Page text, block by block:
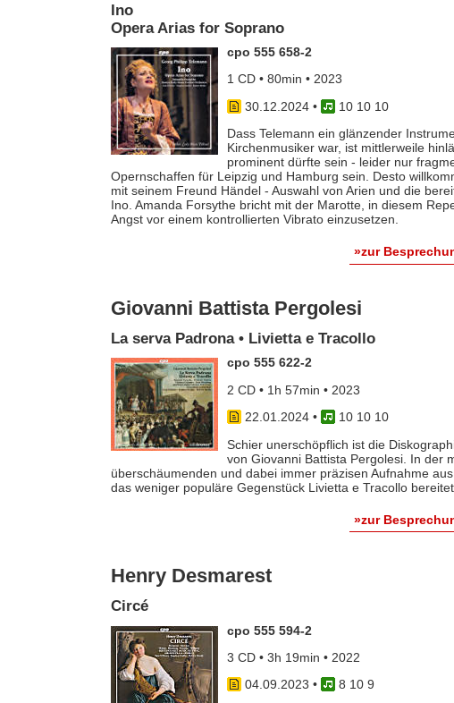
Ino
Opera Arias for Soprano
cpo 555 658-2
1 CD • 80min • 2023
30.12.2024•
10 10 10
Dass Telemann ein glänzender
Kirchenmusiker war, ist mittlerweile
prominent dürfte sein - leider nur
Opernschaffen für Leipzig und Hamburg sein. Desto
mit seinem Freund Händel - Auswahl von Arien und die
Ino. Amanda Forsythe bricht mit der Marotte, in diesem
Angst vor einem kontrollierten Vibrato einzusetzen.
»zur
Giovanni Battista Pergolesi
La serva Padrona • Livietta e Tracollo
cpo 555 622-2
2 CD • 1h 57min • 2023
22.01.2024•
10 10 10
Schier unerschöpflich ist die
von Giovanni Battista Pergolesi. In der
überschäumenden und dabei immer präzisen Aufnahme
das weniger populäre Gegenstück Livietta e Tracollo
»zur
Henry Desmarest
Circé
cpo 555 594-2
3 CD • 3h 19min • 2022
04.09.2023 •
8 10 9